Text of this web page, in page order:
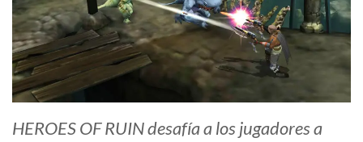
HEROES OF RUIN desafía a los jugadores a